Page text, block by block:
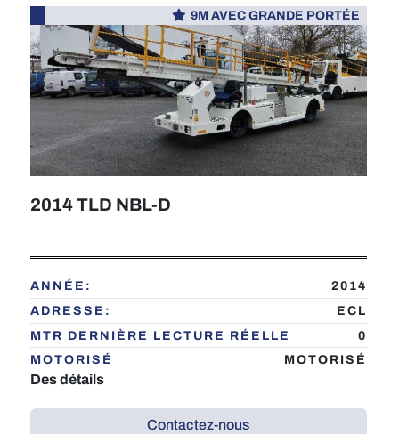
9M AVEC GRANDE PORTÉE
2014 TLD NBL-D
ANNÉE:
2014
ADRESSE:
ECL
MTR DERNIÈRE LECTURE RÉELLE
0
MOTORISÉ
MOTORISÉ
Des détails
Contactez-nous